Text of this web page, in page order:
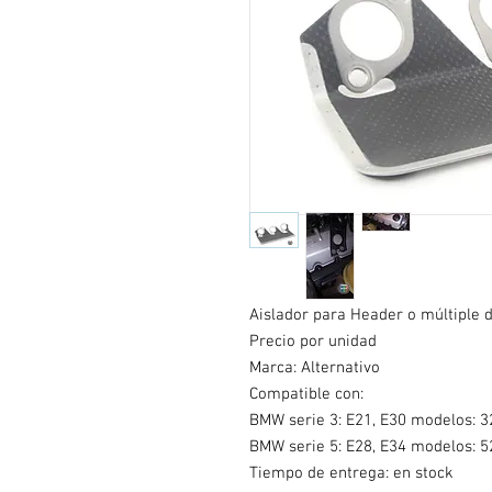
Aislador para Header o múltiple
Precio por unidad
Marca: Alternativo
Compatible con:
BMW serie 3: E21, E30 modelos:
BMW serie 5: E28, E34 modelos:
Tiempo de entrega: en stock